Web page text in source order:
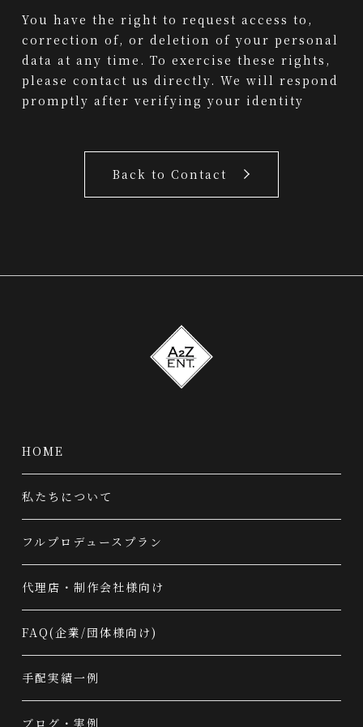
You have the right to request access to,
correction of, or deletion of your personal
data at any time. To exercise these rights,
please contact us directly. We will respond
promptly after verifying your identity
Back to Contact
HOME
私たちについて
フルプロデュースプラン
代理店・制作会社様向け
FAQ(企業/団体様向け)
手配実績一例
ブログ・実例